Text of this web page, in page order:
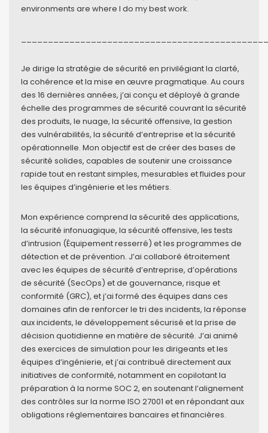
environments are where I do my best work.
Je dirige la stratégie de sécurité en privilégiant la clarté,
la cohérence et la mise en œuvre pragmatique. Au cours
des 16 dernières années, j’ai conçu et déployé à grande
échelle des programmes de sécurité couvrant la sécurité
des produits, le nuage, la sécurité offensive, la gestion
des vulnérabilités, la sécurité d’entreprise et la sécurité
opérationnelle. Mon objectif est de créer des bases de
sécurité solides, capables de soutenir une croissance
rapide tout en restant simples, mesurables et fluides pour
les équipes d’ingénierie et les métiers.
Mon expérience comprend la sécurité des applications,
la sécurité infonuagique, la sécurité offensive, les tests
d’intrusion (Équipement resserré) et les programmes de
détection et de prévention. J’ai collaboré étroitement
avec les équipes de sécurité d’entreprise, d’opérations
de sécurité (SecOps) et de gouvernance, risque et
conformité (GRC), et j’ai formé des équipes dans ces
domaines afin de renforcer le tri des incidents, la réponse
aux incidents, le développement sécurisé et la prise de
décision quotidienne en matière de sécurité. J’ai animé
des exercices de simulation pour les dirigeants et les
équipes d’ingénierie, et j’ai contribué directement aux
initiatives de conformité, notamment en copilotant la
préparation à la norme SOC 2, en soutenant l’alignement
des contrôles sur la norme ISO 27001 et en répondant aux
obligations réglementaires bancaires et financières.